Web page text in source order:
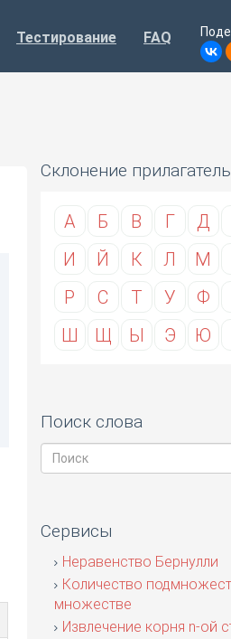
Тестирование FAQ
Склонение
А Б В Г Д
И
Й К Л М
Р
С Т У Ф
Ш
Щ Ы Э Ю
Поиск слова
Сервисы
Неравенство Бернулли
Количество
множестве
Извлечение корня n-ой